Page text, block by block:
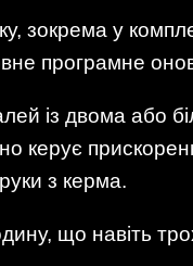
зокрема у
програмне
із двома або
керує
з керма.
що навіть